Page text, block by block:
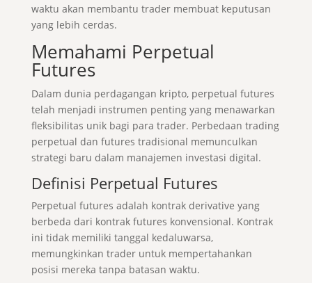
waktu akan membantu trader membuat keputusan
yang lebih cerdas.
Memahami Perpetual
Futures
Dalam dunia perdagangan kripto, perpetual futures
telah menjadi instrumen penting yang menawarkan
fleksibilitas unik bagi para trader. Perbedaan trading
perpetual dan futures tradisional memunculkan
strategi baru dalam manajemen investasi digital.
Definisi Perpetual Futures
Perpetual futures adalah kontrak derivative yang
berbeda dari kontrak futures konvensional. Kontrak
ini tidak memiliki tanggal kedaluwarsa,
memungkinkan trader untuk mempertahankan
posisi mereka tanpa batasan waktu.